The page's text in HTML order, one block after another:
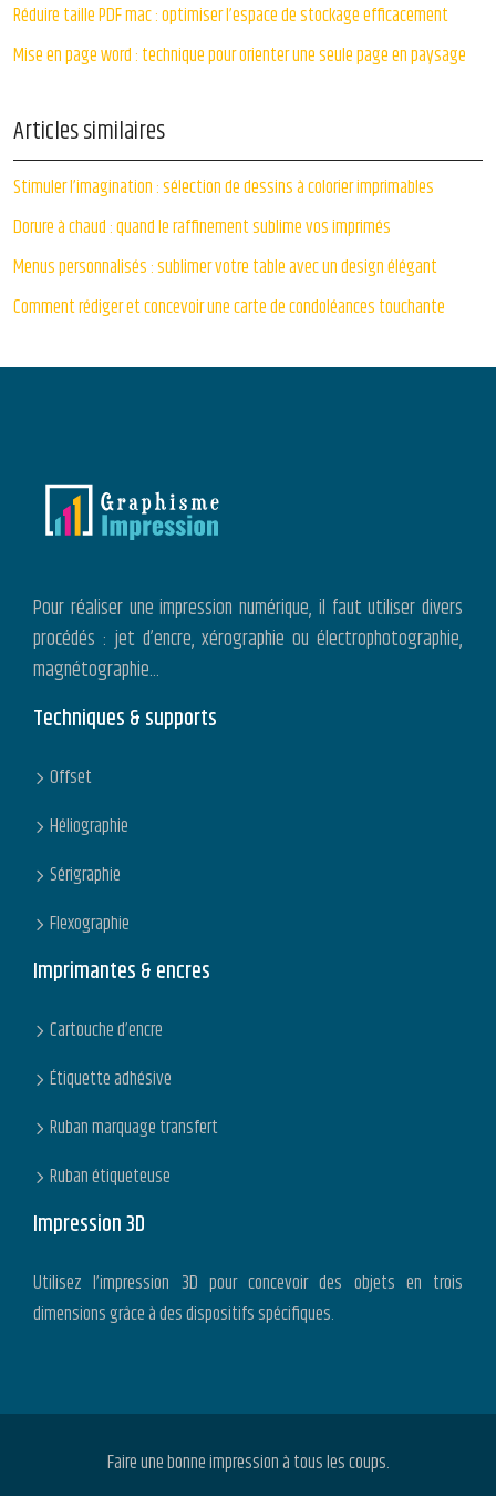
Réduire taille PDF mac : optimiser l’espace de stockage efficacement
Mise en page word : technique pour orienter une seule page en paysage
Articles similaires
Stimuler l’imagination : sélection de dessins à colorier imprimables
Dorure à chaud : quand le raffinement sublime vos imprimés
Menus personnalisés : sublimer votre table avec un design élégant
Comment rédiger et concevoir une carte de condoléances touchante
Pour réaliser une impression numérique, il faut utiliser divers
procédés : jet d’encre, xérographie ou électrophotographie,
magnétographie…
Techniques & supports
Offset
Héliographie
Sérigraphie
Flexographie
Imprimantes & encres
Cartouche d’encre
Étiquette adhésive
Ruban marquage transfert
Ruban étiqueteuse
Impression 3D
Utilisez l’impression 3D pour concevoir des objets en trois
dimensions grâce à des dispositifs spécifiques.
Faire une bonne impression à tous les coups.